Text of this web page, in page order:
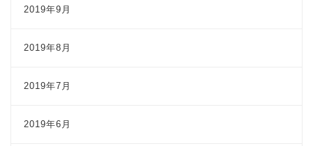
2019年9月
2019年8月
2019年7月
2019年6月